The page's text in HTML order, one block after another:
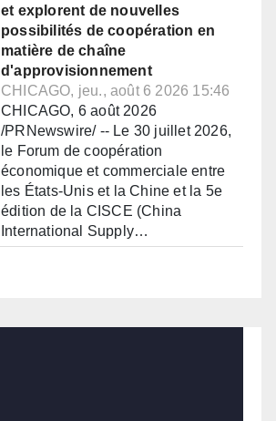
et explorent de nouvelles
possibilités de coopération en
matière de chaîne
d'approvisionnement
CHICAGO, jeu., août 6 2026 15:46
CHICAGO, 6 août 2026
/PRNewswire/ -- Le 30 juillet 2026,
le Forum de coopération
économique et commerciale entre
les États-Unis et la Chine et la 5e
édition de la CISCE (China
International Supply…